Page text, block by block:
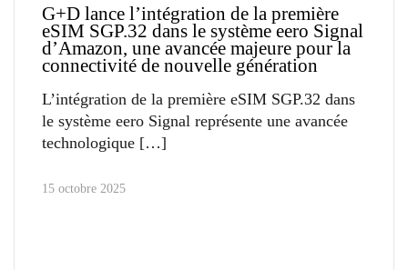
G+D lance l’intégration de la première
eSIM SGP.32 dans le système eero Signal
d’Amazon, une avancée majeure pour la
connectivité de nouvelle génération
L’intégration de la première eSIM SGP.32 dans
le système eero Signal représente une avancée
technologique
15 octobre 2025